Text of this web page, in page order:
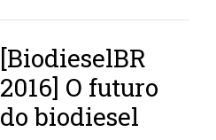
[BiodieselBR
2016] O futuro
do biodiesel